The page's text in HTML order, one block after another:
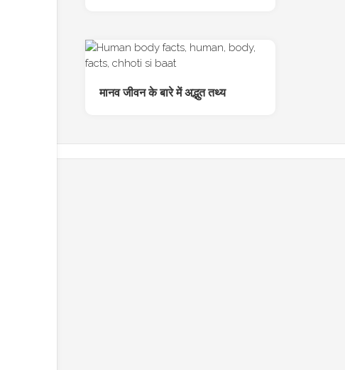
मानव जीवन के बारे में अद्भुत तथ्य